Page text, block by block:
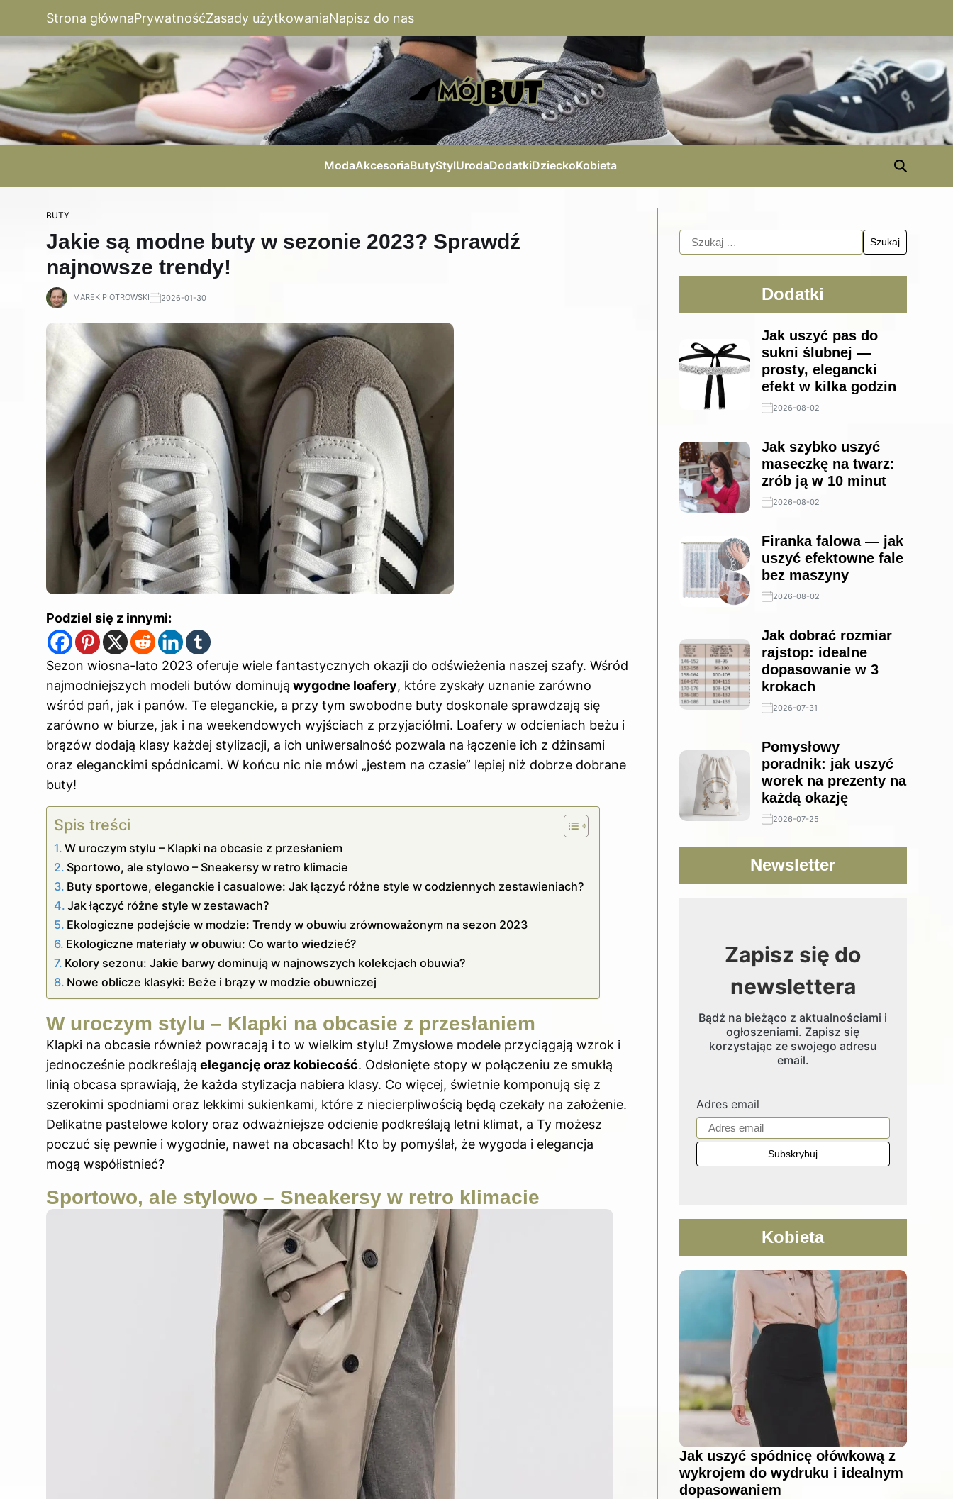
Strona głównaPrywatnośćZasady użytkowaniaNapisz do nas
ModaAkcesoriaButyStylUrodaDodatkiDzieckoKobieta
BUTY
Jakie są modne buty w sezonie 2023? Sprawdź
najnowsze trendy!
MAREK PIOTROWSKI 2026-01-30
Podziel się z innymi:
Sezon wiosna-lato 2023 oferuje wiele fantastycznych okazji do odświeżenia naszej szafy. Wśród
najmodniejszych modeli butów dominują wygodne loafery, które zyskały uznanie zarówno
wśród pań, jak i panów. Te eleganckie, a przy tym swobodne buty doskonale sprawdzają się
zarówno w biurze, jak i na weekendowych wyjściach z przyjaciółmi. Loafery w odcieniach beżu i
brązów dodają klasy każdej stylizacji, a ich uniwersalność pozwala na łączenie ich z dżinsami
oraz eleganckimi spódnicami. W końcu nic nie mówi „jestem na czasie” lepiej niż dobrze dobrane
buty!
Spis treści
W uroczym stylu – Klapki na obcasie z przesłaniem
Sportowo, ale stylowo – Sneakersy w retro klimacie
Buty sportowe, eleganckie i casualowe: Jak łączyć różne style w codziennych zestawieniach?
Jak łączyć różne style w zestawach?
Ekologiczne podejście w modzie: Trendy w obuwiu zrównoważonym na sezon 2023
Ekologiczne materiały w obuwiu: Co warto wiedzieć?
Kolory sezonu: Jakie barwy dominują w najnowszych kolekcjach obuwia?
Nowe oblicze klasyki: Beże i brązy w modzie obuwniczej
W uroczym stylu – Klapki na obcasie z przesłaniem
Klapki na obcasie również powracają i to w wielkim stylu! Zmysłowe modele przyciągają wzrok i
jednocześnie podkreślają elegancję oraz kobiecość. Odsłonięte stopy w połączeniu ze smukłą
linią obcasa sprawiają, że każda stylizacja nabiera klasy. Co więcej, świetnie komponują się z
szerokimi spodniami oraz lekkimi sukienkami, które z niecierpliwością będą czekały na założenie.
Delikatne pastelowe kolory oraz odważniejsze odcienie podkreślają letni klimat, a Ty możesz
poczuć się pewnie i wygodnie, nawet na obcasach! Kto by pomyślał, że wygoda i elegancja
mogą współistnieć?
Sportowo, ale stylowo – Sneakersy w retro klimacie
Dodatki
Jak uszyć pas do
sukni ślubnej —
prosty, elegancki
efekt w kilka godzin
2026-08-02
Jak szybko uszyć
maseczkę na twarz:
zrób ją w 10 minut
2026-08-02
Firanka falowa — jak
uszyć efektowne fale
bez maszyny
2026-08-02
Jak dobrać rozmiar
rajstop: idealne
dopasowanie w 3
krokach
2026-07-31
Pomysłowy
poradnik: jak uszyć
worek na prezenty na
każdą okazję
2026-07-25
Newsletter
Zapisz się do
newslettera
Bądź na bieżąco z aktualnościami i
ogłoszeniami. Zapisz się
korzystając ze swojego adresu
email.
Adres email
Kobieta
Jak uszyć spódnicę ołówkową z
wykrojem do wydruku i idealnym
dopasowaniem